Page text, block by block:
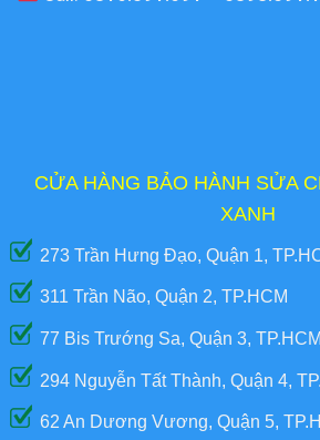
CỬA HÀNG BẢO HÀNH SỬA
XANH
273 Trần Hưng Đạo, Quận 1,
311 Trần Não, Quận 2, TP.HCM
77 Bis Trướng Sa, Quận 3, TP.HCM
294 Nguyễn Tất Thành, Quận 4,
62 An Dương Vương, Quận 5,